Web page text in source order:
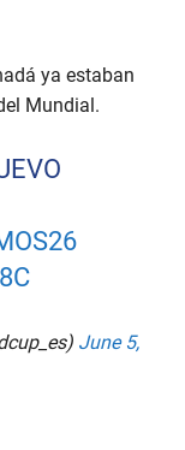
ya estaban
Mundial.
June 5,